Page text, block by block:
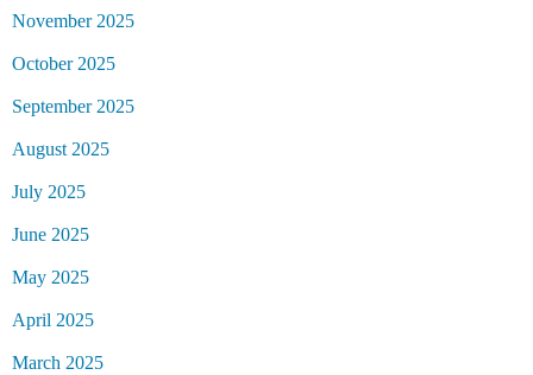
November 2025
October 2025
September 2025
August 2025
July 2025
June 2025
May 2025
April 2025
March 2025